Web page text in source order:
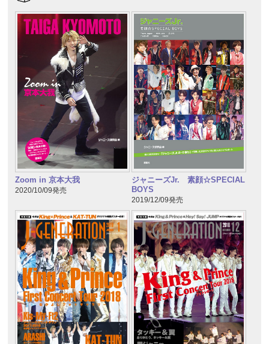
Zoom in 京本大我
2020/10/09発売
ジャニーズJr. 素顔☆SPECIAL
BOYS
2019/12/09発売